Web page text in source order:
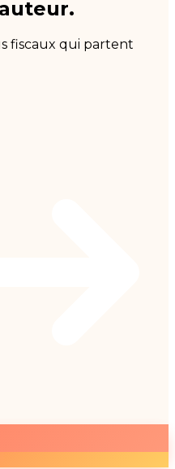
fiscaux qui partent